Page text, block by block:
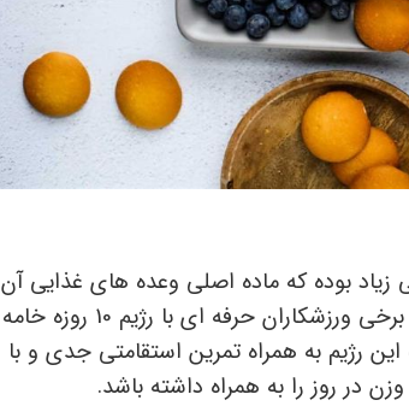
فعالیت بدنی زیاد بوده که ماده اصلی وعده های غذایی آن
اما برخی ورزشکاران حرفه ای با رژیم 10 روزه خامه
رژیم به همراه تمرین استقامتی جدی و با